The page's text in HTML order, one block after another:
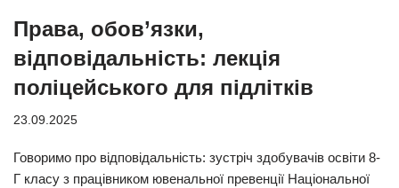
Права, обов’язки,
відповідальність: лекція
поліцейського для підлітків
23.09.2025
Говоримо про відповідальність: зустріч здобувачів освіти 8-
Г класу з працівником ювенальної превенції Національної